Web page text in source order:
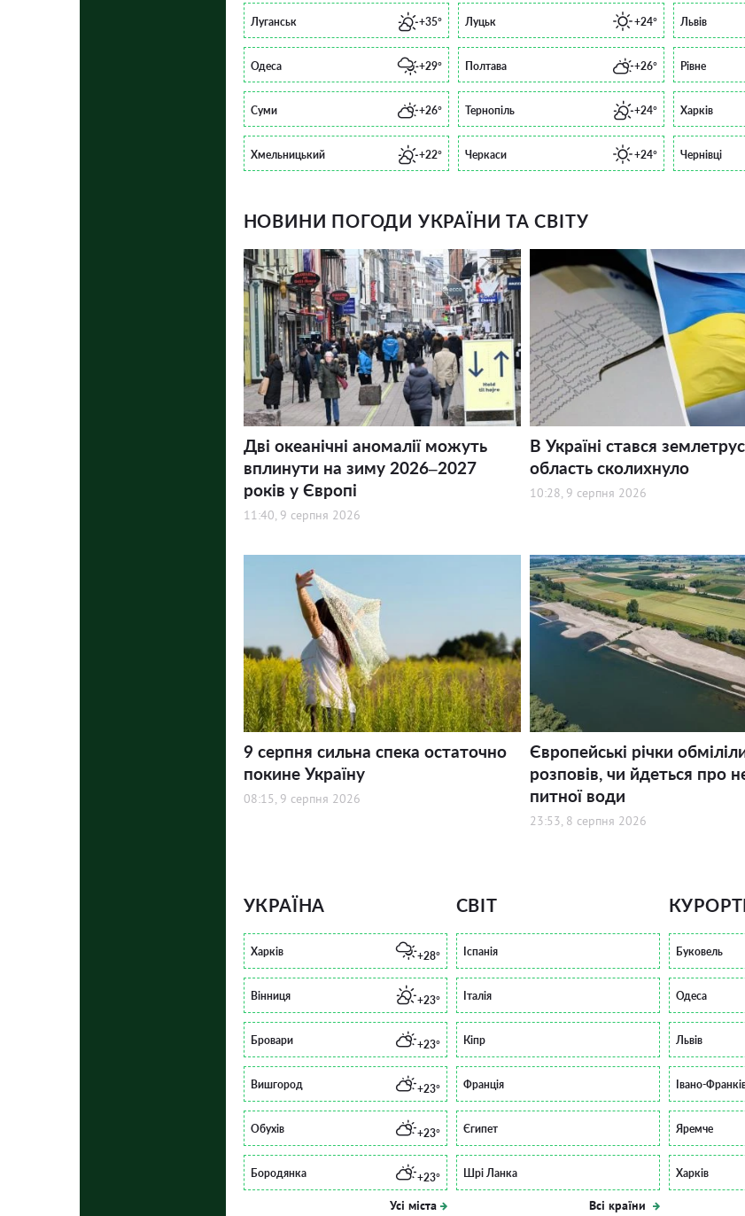
Луганськ +35° Луцьк +24° Львів
Одеса +29° Полтава +26° Рівне
Суми +26° Тернопіль +24° Харків
Хмельницький +22° Черкаси +24° Чернівці
НОВИНИ ПОГОДИ УКРАЇНИ ТА СВІТУ
Дві океанічні аномалії можуть
вплинути на зиму 2026–2027
років у Європі
11:40, 9 серпня 2026
В Україні стався
область сколихнуло
10:28, 9 серпня 2026
9 серпня сильна спека остаточно
покине Україну
08:15, 9 серпня 2026
Європейські річки
розповів, чи йдеться про
питної води
23:53, 8 серпня 2026
УКРАЇНА
Харків +28°
Вінниця +23°
Бровари +23°
Вишгород +23°
Обухів +23°
Бородянка +23°
Усі міста
СВІТ
Іспанія
Італія
Кіпр
Франція
Єгипет
Шрі Ланка
Всі країни
Буковель
Одеса
Львів
Івано-
Яремче
Харків